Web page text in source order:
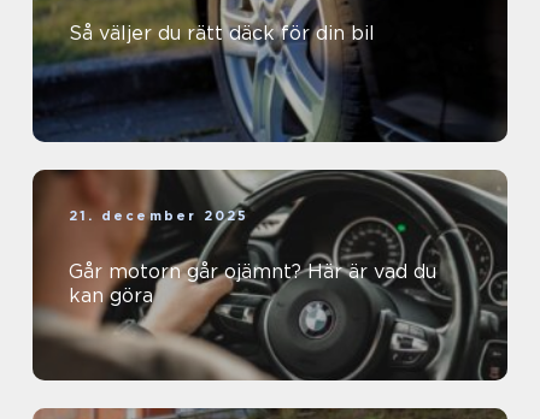
Så väljer du rätt däck för din bil
21. december 2025
Går motorn går ojämnt? Här är vad du
kan göra